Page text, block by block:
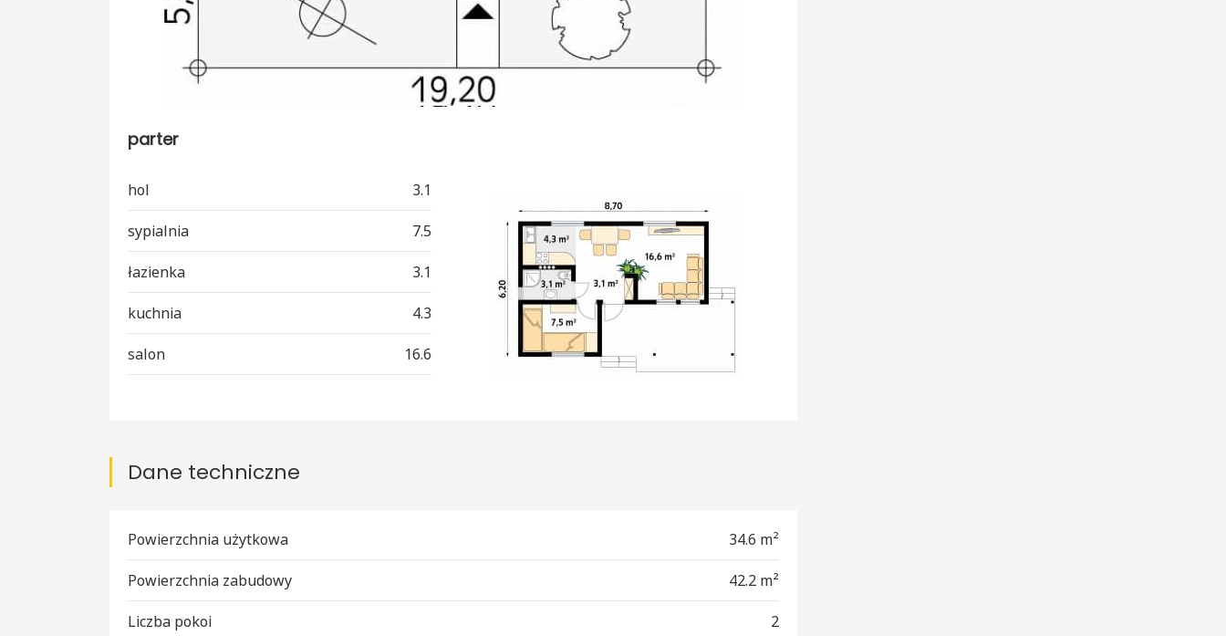
parter
hol 3.1
sypialnia 7.5
łazienka 3.1
kuchnia 4.3
salon 16.6
Dane techniczne
Powierzchnia użytkowa 34.6 m²
Powierzchnia zabudowy 42.2 m²
Liczba pokoi 2